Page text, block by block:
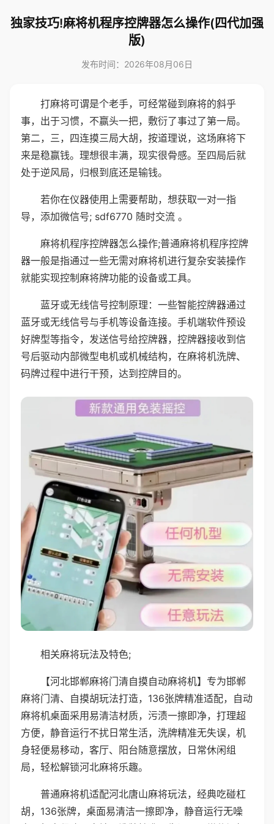
独家技巧!麻将机程序控牌器怎么操作(四代加强
版)
发布时间：2026年08月06日
打麻将可谓是个老手，可经常碰到麻将的斜乎
事，出于习惯，不赢头一把，敷衍了事过了第一局。
第二，三，四连摸三局大胡，按道理说，这场麻将下
来是稳赢钱。理想很丰满，现实很骨感。至四局后就
处于逆风局，归根到底还是输钱。
若你在仪器使用上需要帮助，想获取一对一指
导，添加微信号; sdf6770 随时交流 。
麻将机程序控牌器怎么操作;普通麻将机程序控牌
器一般是指通过一些无需对麻将机进行复杂安装操作
就能实现控制麻将牌功能的设备或工具。
蓝牙或无线信号控制原理：一些智能控牌器通过
蓝牙或无线信号与手机等设备连接。手机端软件预设
好牌型等指令，发送信号给控牌器，控牌器接收到信
号后驱动内部微型电机或机械结构，在麻将机洗牌、
码牌过程中进行干预，达到控牌目的。
相关麻将玩法及特色;
【河北邯郸麻将门清自摸自动麻将机】专为邯郸
麻将门清、自摸胡玩法打造，136张牌精准适配，自动
麻将机桌面采用易清洁材质，污渍一擦即净，打理超
方便，静音运行不扰日常生活，洗牌精准无失误，机
身轻便易移动，客厅、阳台随意摆放，日常休闲组
局，轻松解锁河北麻将乐趣。
普通麻将机适配河北唐山麻将玩法，经典吃碰杠
胡，136张牌，桌面易清洁一擦即净，静音运行无噪